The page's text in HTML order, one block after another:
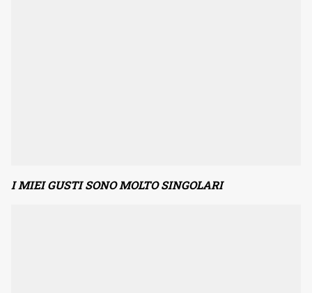
I MIEI GUSTI SONO MOLTO SINGOLARI